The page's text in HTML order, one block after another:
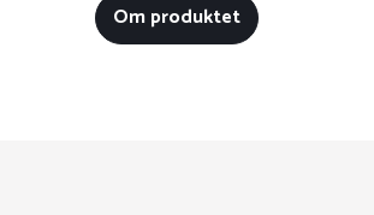
Om produktet